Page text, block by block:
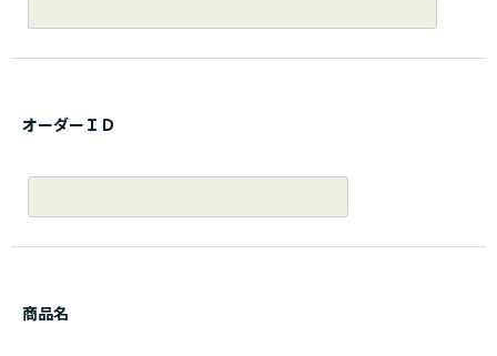
オーダーＩＤ
商品名